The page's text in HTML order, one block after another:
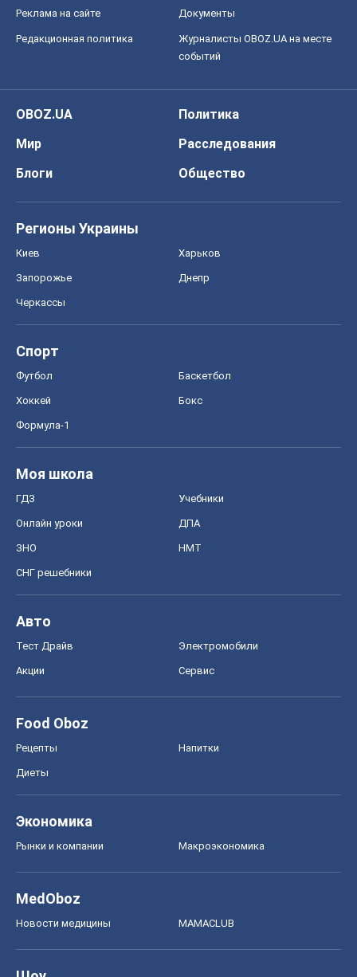
Реклама на сайте Документы
Редакционная политика
Журналисты OBOZ.UA на месте
событий
OBOZ.UA
Политика
Мир
Расследования
Блоги
Общество
Регионы Украины
Киев Харьков
Запорожье Днепр
Черкассы
Спорт
Футбол Баскетбол
Хоккей Бокс
Формула-1
Моя школа
ГДЗ Учебники
Онлайн уроки ДПА
ЗНО НМТ
СНГ решебники
Авто
Тест Драйв Электромобили
Акции Сервис
Food Oboz
Рецепты Напитки
Диеты
Экономика
Рынки и компании Mакроэкономика
MedOboz
Новости медицины MAMACLUB